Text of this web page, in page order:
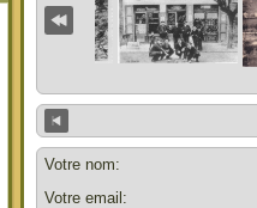
Votre nom:
Votre email: